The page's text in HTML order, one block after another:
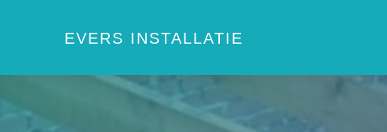
EVERS INSTALLATIE